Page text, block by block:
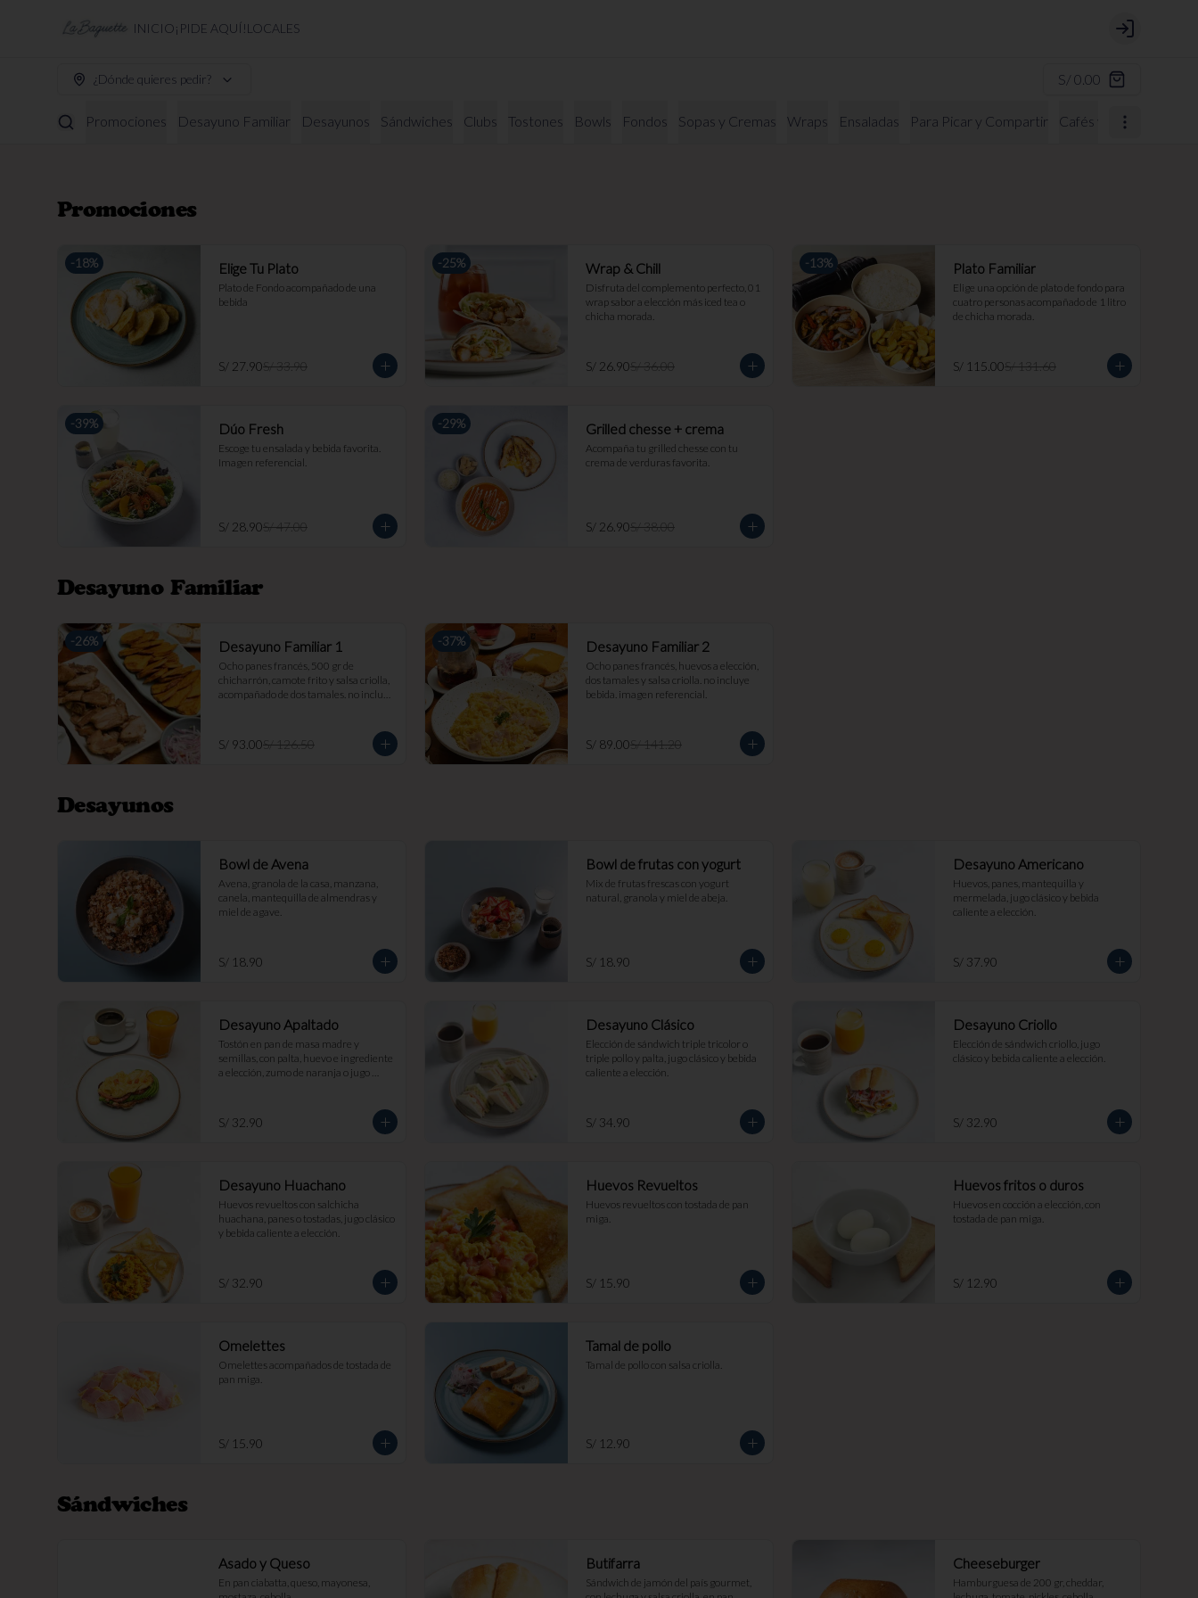
INICIO¡PIDE AQUÍ!LOCALES Login
¿Dónde quieres pedir? S/ 0.00
Promociones Desayuno Familiar Desayunos Sándwiches Clubs Tostones Bowls Fondos Sopas y Cremas Wraps Ensaladas Para Picar y Compartir Cafés y Bebidas
Promociones
-18% Elige Tu Plato
Plato de Fondo acompañado de una
bebida
S/ 27.90S/ 33.90
-25% Wrap & Chill
Disfruta del complemento perfecto, 01
wrap sabor a elección más iced tea o
chicha morada.
S/ 26.90S/ 36.00
-13% Plato Familiar
Elige una opción de plato de fondo para
cuatro personas acompañado de 1 litro
de chicha morada.
S/ 115.00S/ 131.60
-39% Dúo Fresh
Escoge tu ensalada y bebida favorita.
Imagen referencial.
S/ 28.90S/ 47.00
-29% Grilled chesse + crema
Acompaña tu grilled chesse con tu
crema de verduras favorita.
S/ 26.90S/ 38.00
Desayuno Familiar
-26% Desayuno Familiar 1
Ocho panes francés, 500 gr de
chicharrón, camote frito y salsa criolla,
acompañado de dos tamales. no incluye
S/ 93.00S/ 126.50
-37% Desayuno Familiar 2
Ocho panes francés, huevos a elección,
dos tamales y salsa criolla. no incluye
bebida. imagen referencial.
S/ 89.00S/ 141.20
Desayunos
Bowl de Avena
Avena, granola de la casa, manzana,
canela, mantequilla de almendras y
miel de agave.
S/ 18.90
Bowl de frutas con yogurt
Mix de frutas frescas con yogurt
natural, granola y miel de abeja.
S/ 18.90
Desayuno Americano
Huevos, panes, mantequilla y
mermelada, jugo clásico y bebida
caliente a elección.
S/ 37.90
Desayuno Apaltado
Tostón en pan de masa madre y
semillas, con palta, huevo e ingrediente
a elección, zumo de naranja o jugo
S/ 32.90
Desayuno Clásico
Elección de sándwich triple tricolor o
triple pollo y palta, jugo clásico y bebida
caliente a elección.
S/ 34.90
Desayuno Criollo
Elección de sándwich criollo, jugo
clásico y bebida caliente a elección.
S/ 32.90
Desayuno Huachano
Huevos revueltos con salchicha
huachana, panes o tostadas, jugo clásico
y bebida caliente a elección.
S/ 32.90
Huevos Revueltos
Huevos revueltos con tostada de pan
miga.
S/ 15.90
Huevos fritos o duros
Huevos en cocción a elección, con
tostada de pan miga.
S/ 12.90
Omelettes
Omelettes acompañados de tostada de
pan miga.
S/ 15.90
Tamal de pollo
Tamal de pollo con salsa criolla.
S/ 12.90
Sándwiches
Asado y Queso
En pan ciabatta, queso, mayonesa,
Butifarra
Sándwich de jamón del país gourmet,
Cheeseburger
Hamburguesa de 200 gr, cheddar,